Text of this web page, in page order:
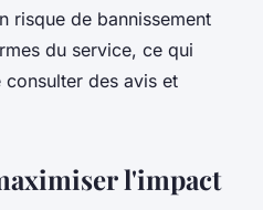
risque de bannissement
du service, ce qui
des avis et
l'impact